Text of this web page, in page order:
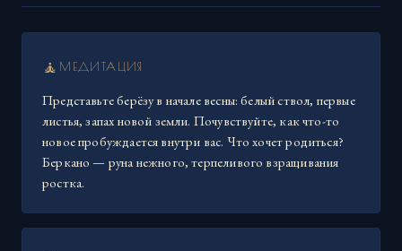
🧘 МЕДИТАЦИЯ
Представьте берёзу в начале весны: белый ствол, первые
листья, запах новой земли. Почувствуйте, как что-то
новое пробуждается внутри вас. Что хочет родиться?
Беркано — руна нежного, терпеливого взращивания
ростка.